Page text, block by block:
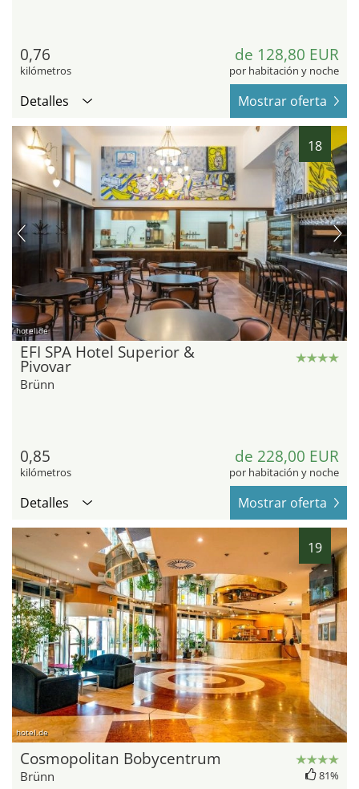
0,76
kilómetros
de 128,80 EUR
por habitación y noche
Detalles Mostrar oferta
18
hotel.de
EFI SPA Hotel Superior &
Pivovar
Brünn
0,85
kilómetros
de 228,00 EUR
por habitación y noche
Detalles Mostrar oferta
19
hotel.de
Cosmopolitan Bobycentrum
Brünn 81%